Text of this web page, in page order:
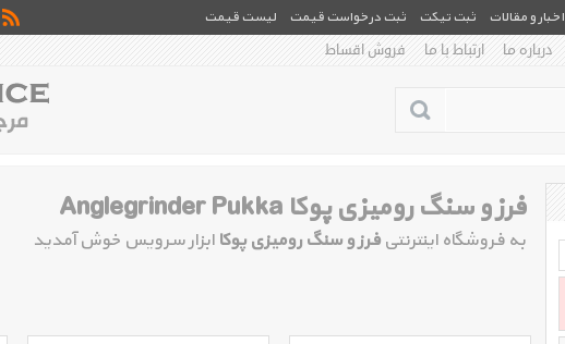
اخبار و مقالات ثبت تیکت ثبت درخواست قیمت
لیست قیمت
درباره ما ارتباط با ما فروش اقساط
فرز و سنگ رومیزی پوکا Anglegrinder Pukka
به فروشگاه اینترنتی فرز و سنگ رومیزی پوکا ابزار سرویس خوش آمدید